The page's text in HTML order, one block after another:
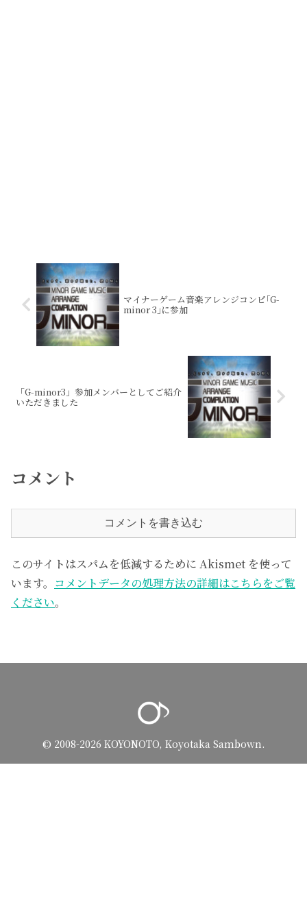
マイナーゲーム音楽アレンジコンピ｢G-
minor 3｣に参加
「G-minor3」参加メンバーとしてご紹介
いただきました
コメント
コメントを書き込む
このサイトはスパムを低減するために Akismet を使って
います。 コメントデータの処理方法の詳細はこちらをご覧
ください。
© 2008-2026 KOYONOTO, Koyotaka Sambown.